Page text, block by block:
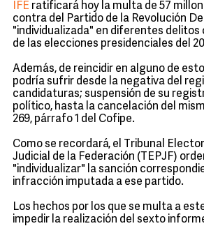
IFE ratificará hoy la multa de 57
contra del Partido de la Revolución
"individualizada" en diferentes
de las elecciones presidenciales del
Además, de reincidir en alguno de
podría sufrir desde la negativa del
candidaturas; suspensión de su
político, hasta la cancelación del
269, párrafo 1 del Cofipe.
Como se recordará, el Tribunal
Judicial de la Federación (TEPJF)
"individualizar" la sanción
infracción imputada a ese partido.
Los hechos por los que se multa a
impedir la realización del sexto